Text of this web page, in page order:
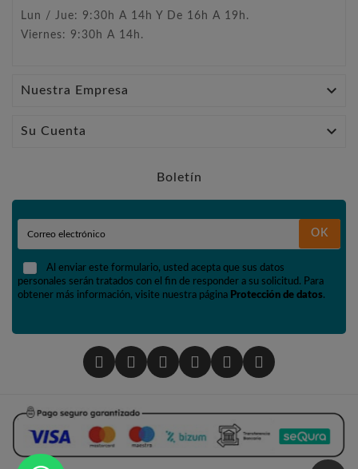
Lun / Jue: 9:30h A 14h Y De 16h A 19h.
Viernes: 9:30h A 14h.
Nuestra Empresa 
Su Cuenta 
Boletín
OK
Al enviar este formulario, usted acepta que sus datos
personales serán tratados con el fin de responder a su solicitud. Para
obtener más información, visite nuestra página Protección de datos.